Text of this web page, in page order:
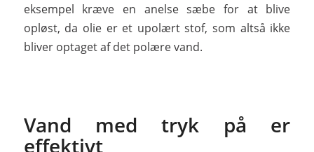
eksempel kræve en anelse sæbe for at blive
opløst, da olie er et upolært stof, som altså ikke
bliver optaget af det polære vand.
Vand med tryk på er
effektivt